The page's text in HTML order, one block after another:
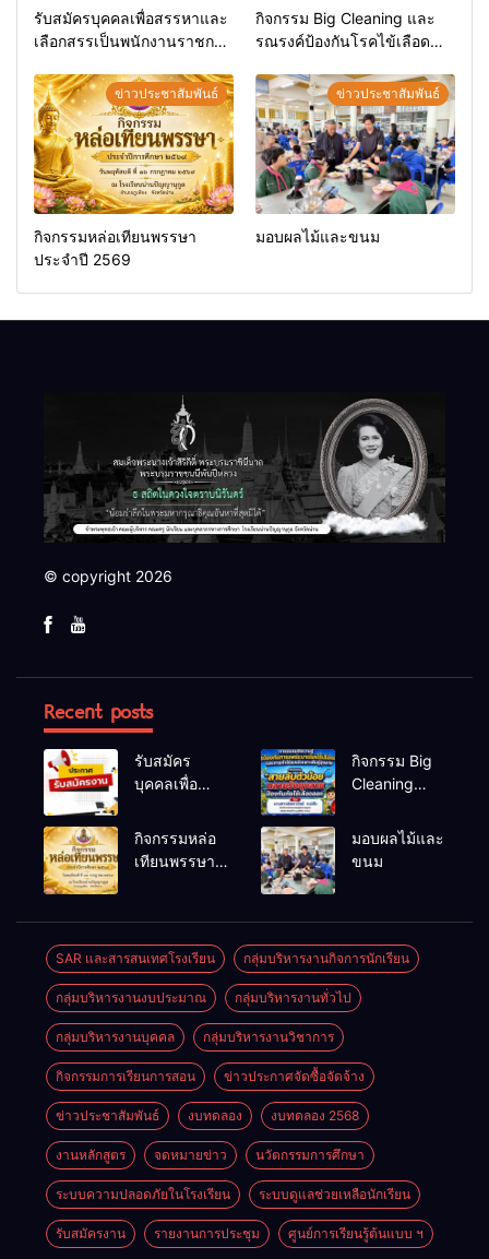
รับสมัครบุคคลเพื่อสรรหาและ
เลือกสรรเป็นพนักงานราชการ
กิจกรรม Big Cleaning และ
รณรงค์ป้องกันโรคไข้เลือด
ข่าวประชาสัมพันธ์
กิจกรรมหล่อเทียนพรรษา
ประจำปี 2569
ข่าวประชาสัมพันธ์
มอบผลไม้และขนม
© copyright 2026
Recent posts
รับสมัคร
บุคคลเพื่อ
เลือกสรรเป็น
พนักงาน
กิจกรรม Big
Cleaning
ป้องกันโรคไข้
กิจกรรมหล่อ
เทียนพรรษา
มอบผลไม้และ
ขนม
SAR และสารสนเทศโรงเรียน กลุ่มบริหารงานกิจการนักเรียน
กลุ่มบริหารงานงบประมาณ กลุ่มบริหารงานทั่วไป
กลุ่มบริหารงานบุคคล กลุ่มบริหารงานวิชาการ
กิจกรรมการเรียนการสอน ข่าวประกาศจัดซื้อจัดจ้าง
ข่าวประชาสัมพันธ์ งบทดลอง งบทดลอง 2568
งานหลักสูตร จดหมายข่าว นวัตกรรมการศึกษา
ระบบความปลอดภัยในโรงเรียน ระบบดูแลช่วยเหลือนักเรียน
รับสมัครงาน รายงานการประชุม ศูนย์การเรียนรู้ต้นแบบ ฯ